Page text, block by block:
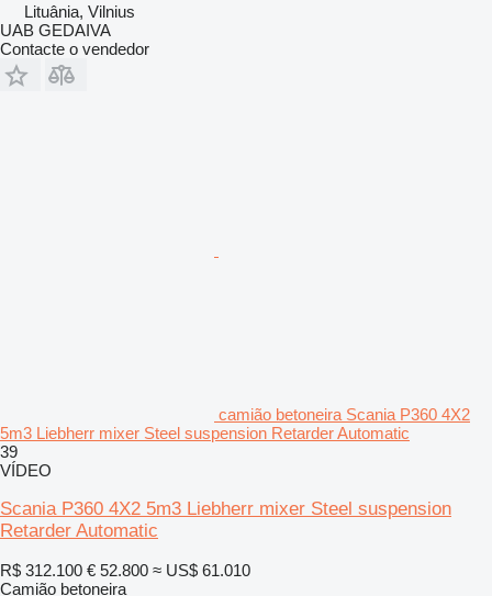
Lituânia, Vilnius
UAB GEDAIVA
Contacte o vendedor
camião betoneira Scania P360 4X2
5m3 Liebherr mixer Steel suspension Retarder Automatic
39
VÍDEO
Scania P360 4X2 5m3 Liebherr mixer Steel suspension
Retarder Automatic
R$ 312.100 € 52.800 ≈ US$ 61.010
Camião betoneira